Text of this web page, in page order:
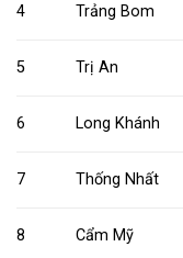
4 Trảng Bom
5 Trị An
6 Long Khánh
7 Thống Nhất
8 Cẩm Mỹ